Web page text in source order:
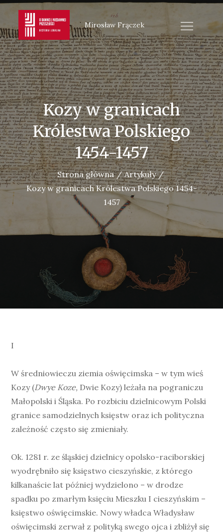
Skip
content
Mirosław Frączek
Kozy w granicach
Królestwa Polskiego
1454-1457
Strona główna
Artykuły
Kozy w granicach Królestwa Polskiego 1454-
1457
I
W średniowieczu ziemia oświęcimska – w tym wieś
Kozy (Dwye Koze, Dwie Kozy) leżała na pograniczu
Małopolski i Śląska. Po rozbiciu dzielnicowym Polski
granice samodzielnych księstw oraz ich polityczna
zależność często się zmieniały.
Ok. 1281 r. ze śląskiej dzielnicy opolsko-raciborskiej
wyodrębniło się księstwo cieszyńskie, z którego
kilkanaście lat później wydzielono – w drodze
spadku po zmarłym księciu Mieszku I cieszyńskim –
księstwo oświęcimskie. Nowy władca Władysław
oświęcimski zerwał z polityką swego ojca i zbliżył się